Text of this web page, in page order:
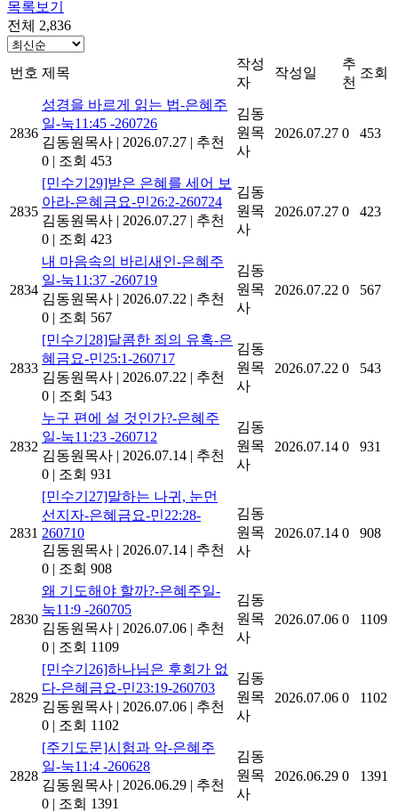
목록보기
전체 2,836
번호 제목
작성
자
작성일
추
천
조회
2836
성경을 바르게 읽는 법-은혜주
일-눅11:45 -260726
김동원목사 | 2026.07.27 | 추천
0 | 조회 453
김동
원목
사
2026.07.27 0 453
2835
[민수기29]받은 은혜를 세어 보
아라-은혜금요-민26:2-260724
김동원목사 | 2026.07.27 | 추천
0 | 조회 423
김동
원목
사
2026.07.27 0 423
2834
내 마음속의 바리새인-은혜주
일-눅11:37 -260719
김동원목사 | 2026.07.22 | 추천
0 | 조회 567
김동
원목
사
2026.07.22 0 567
2833
[민수기28]달콤한 죄의 유혹-은
혜금요-민25:1-260717
김동원목사 | 2026.07.22 | 추천
0 | 조회 543
김동
원목
사
2026.07.22 0 543
2832
누구 편에 설 것인가?-은혜주
일-눅11:23 -260712
김동원목사 | 2026.07.14 | 추천
0 | 조회 931
김동
원목
사
2026.07.14 0 931
2831
[민수기27]말하는 나귀, 눈먼
선지자-은혜금요-민22:28-
260710
김동원목사 | 2026.07.14 | 추천
0 | 조회 908
김동
원목
사
2026.07.14 0 908
2830
왜 기도해야 할까?-은혜주일-
눅11:9 -260705
김동원목사 | 2026.07.06 | 추천
0 | 조회 1109
김동
원목
사
2026.07.06 0 1109
2829
[민수기26]하나님은 후회가 없
다-은혜금요-민23:19-260703
김동원목사 | 2026.07.06 | 추천
0 | 조회 1102
김동
원목
사
2026.07.06 0 1102
2828
[주기도문]시험과 악-은혜주
일-눅11:4 -260628
김동원목사 | 2026.06.29 | 추천
0 | 조회 1391
김동
원목
사
2026.06.29 0 1391